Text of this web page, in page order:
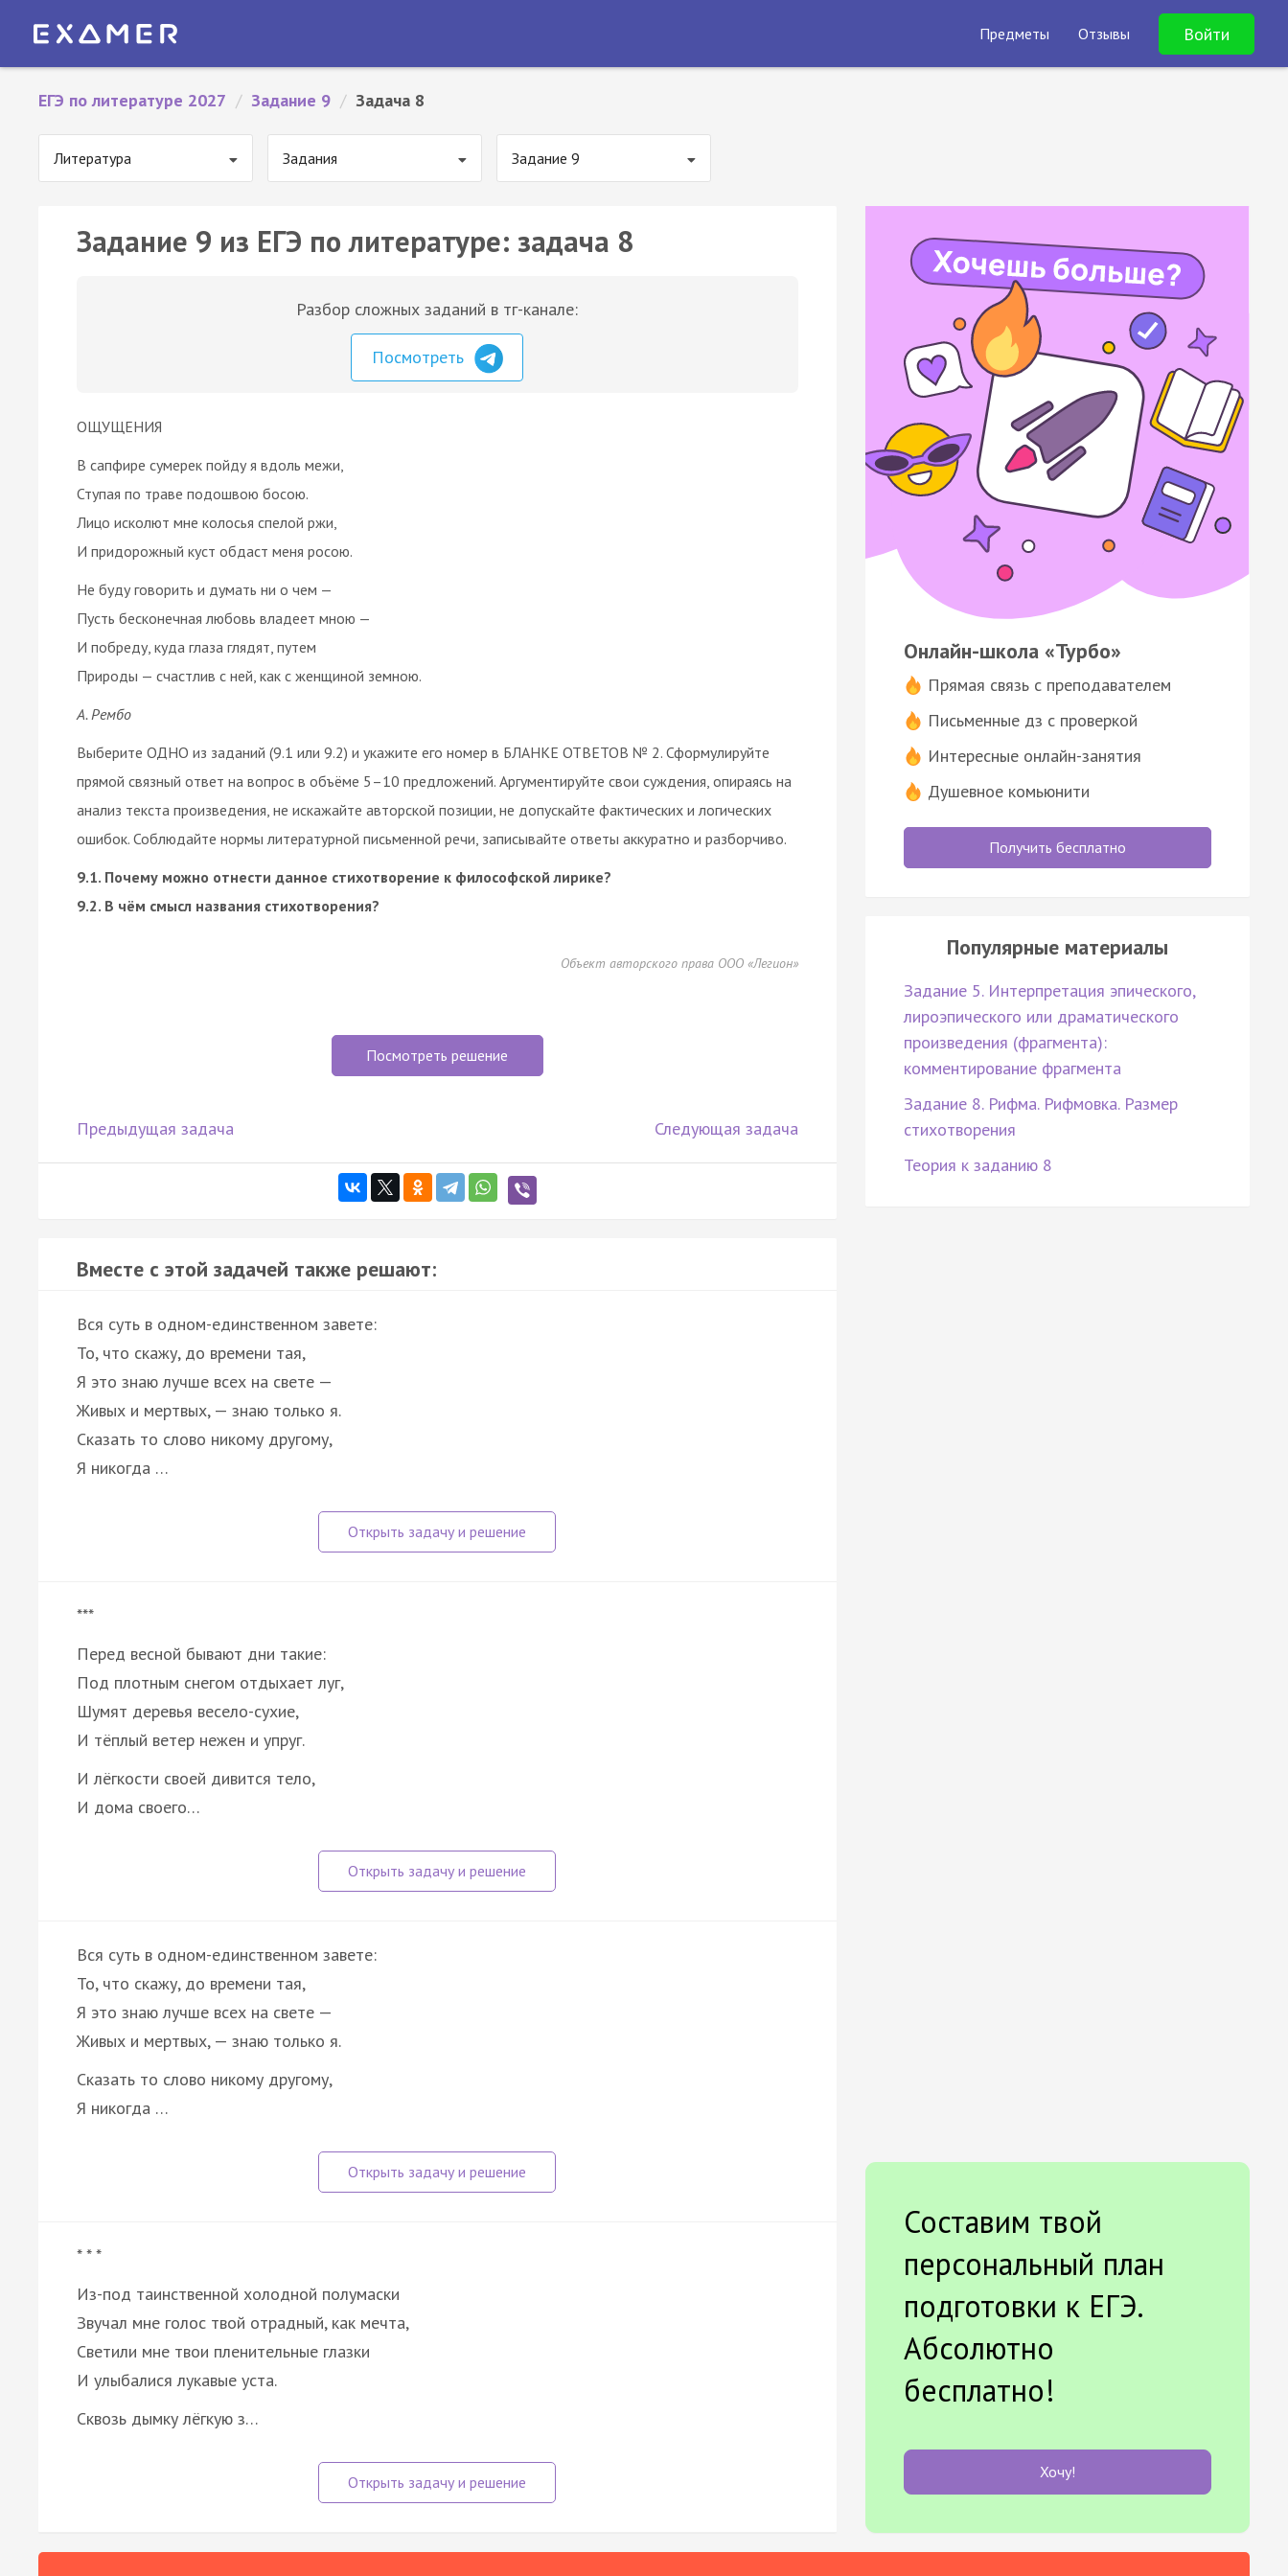
Предметы Отзывы Войти
ЕГЭ по литературе 2027 / Задание 9 / Задача 8
Литература Задания Задание 9
Задание 9 из ЕГЭ по литературе: задача 8
Разбор сложных заданий в тг-канале:
Посмотреть
ОЩУЩЕНИЯ
В сапфире сумерек пойду я вдоль межи,
Ступая по траве подошвою босою.
Лицо исколют мне колосья спелой ржи,
И придорожный куст обдаст меня росою.
Не буду говорить и думать ни о чем —
Пусть бесконечная любовь владеет мною —
И побреду, куда глаза глядят, путем
Природы — счастлив с ней, как с женщиной земною.
А. Рембо
Выберите ОДНО из заданий (9.1 или 9.2) и укажите его номер в БЛАНКЕ ОТВЕТОВ № 2. Сформулируйте
прямой связный ответ на вопрос в объёме 5–10 предложений. Аргументируйте свои суждения, опираясь на
анализ текста произведения, не искажайте авторской позиции, не допускайте фактических и логических
ошибок. Соблюдайте нормы литературной письменной речи, записывайте ответы аккуратно и разборчиво.
9.1. Почему можно отнести данное стихотворение к философской лирике?
9.2. В чём смысл названия стихотворения?
Объект авторского права ООО «Легион»
Посмотреть решение
Предыдущая задача Следующая задача
Вместе с этой задачей также решают:
Вся суть в одном-единственном завете:
То, что скажу, до времени тая,
Я это знаю лучше всех на свете —
Живых и мертвых, — знаю только я.
Сказать то слово никому другому,
Я никогда …
***
Перед весной бывают дни такие:
Под плотным снегом отдыхает луг,
Шумят деревья весело-сухие,
И тёплый ветер нежен и упруг.
И лёгкости своей дивится тело,
И дома своего…
Вся суть в одном-единственном завете:
То, что скажу, до времени тая,
Я это знаю лучше всех на свете —
Живых и мертвых, — знаю только я.
Сказать то слово никому другому,
Я никогда …
* * *
Из-под таинственной холодной полумаски
Звучал мне голос твой отрадный, как мечта,
Светили мне твои пленительные глазки
И улыбалися лукавые уста.
Сквозь дымку лёгкую з…
Онлайн-школа «Турбо»
Прямая связь с преподавателем
Письменные дз с проверкой
Интересные онлайн-занятия
Душевное комьюнити
Получить бесплатно
Популярные материалы
Задание 5. Интерпретация эпического,
лироэпического или драматического
произведения (фрагмента):
комментирование фрагмента
Задание 8. Рифма. Рифмовка. Размер
стихотворения
Теория к заданию 8
Составим твой
персональный план
подготовки к ЕГЭ.
Абсолютно
бесплатно!
Хочу!